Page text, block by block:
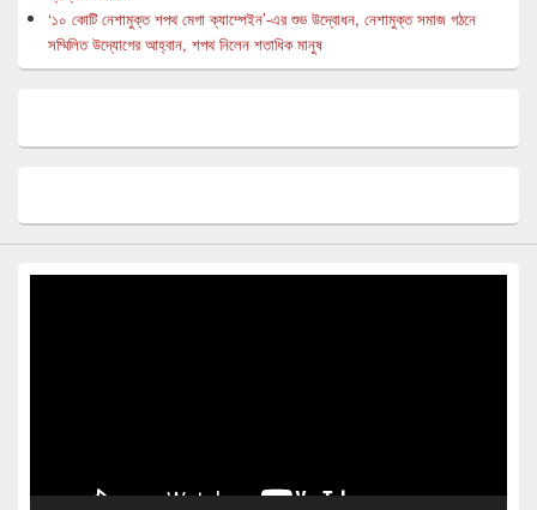
‘১০ কোটি নেশামুক্ত শপথ মেগা ক্যাম্পেইন’-এর শুভ উদ্বোধন, নেশামুক্ত সমাজ গঠনে
সম্মিলিত উদ্যোগের আহ্বান, শপথ নিলেন শতাধিক মানুষ